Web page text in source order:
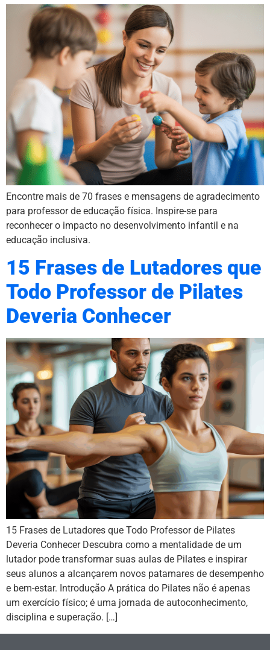
Encontre mais de 70 frases e mensagens de agradecimento
para professor de educação física. Inspire-se para
reconhecer o impacto no desenvolvimento infantil e na
educação inclusiva.
15 Frases de Lutadores que
Todo Professor de Pilates
Deveria Conhecer
15 Frases de Lutadores que Todo Professor de Pilates
Deveria Conhecer Descubra como a mentalidade de um
lutador pode transformar suas aulas de Pilates e inspirar
seus alunos a alcançarem novos patamares de desempenho
e bem-estar. Introdução A prática do Pilates não é apenas
um exercício físico; é uma jornada de autoconhecimento,
disciplina e superação. […]